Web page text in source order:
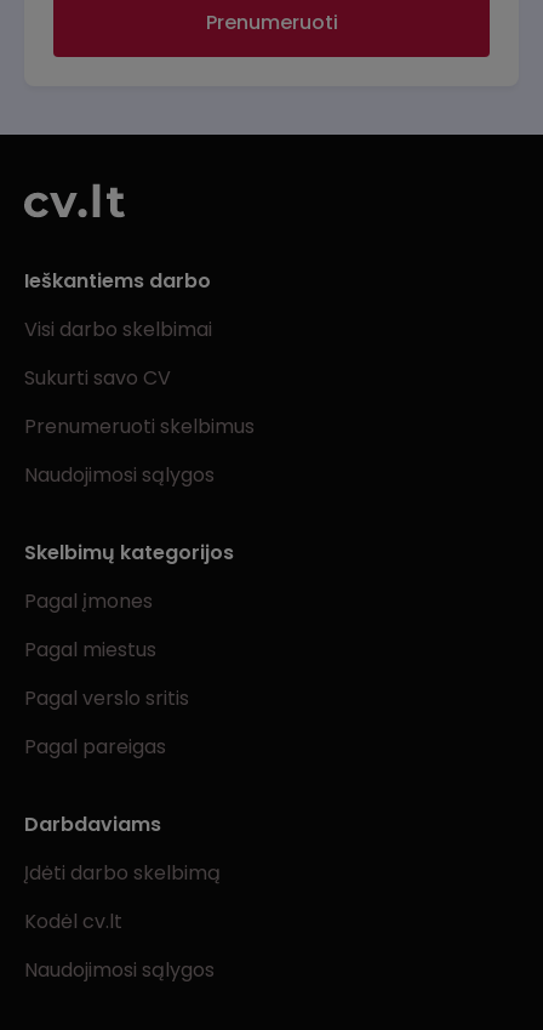
Prenumeruoti
Ieškantiems darbo
Visi darbo skelbimai
Sukurti savo CV
Prenumeruoti skelbimus
Naudojimosi sąlygos
Skelbimų kategorijos
Pagal įmones
Pagal miestus
Pagal verslo sritis
Pagal pareigas
Darbdaviams
Įdėti darbo skelbimą
Kodėl cv.lt
Naudojimosi sąlygos